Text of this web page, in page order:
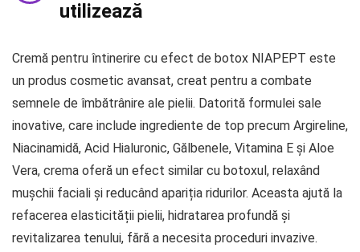
utilizează
Cremă pentru întinerire cu efect de botox NIAPEPT este
un produs cosmetic avansat, creat pentru a combate
semnele de îmbătrânire ale pielii. Datorită formulei sale
inovative, care include ingrediente de top precum Argireline,
Niacinamidă, Acid Hialuronic, Gălbenele, Vitamina E și Aloe
Vera, crema oferă un efect similar cu botoxul, relaxând
mușchii faciali și reducând apariția ridurilor. Aceasta ajută la
refacerea elasticității pielii, hidratarea profundă și
revitalizarea tenului, fără a necesita proceduri invazive.